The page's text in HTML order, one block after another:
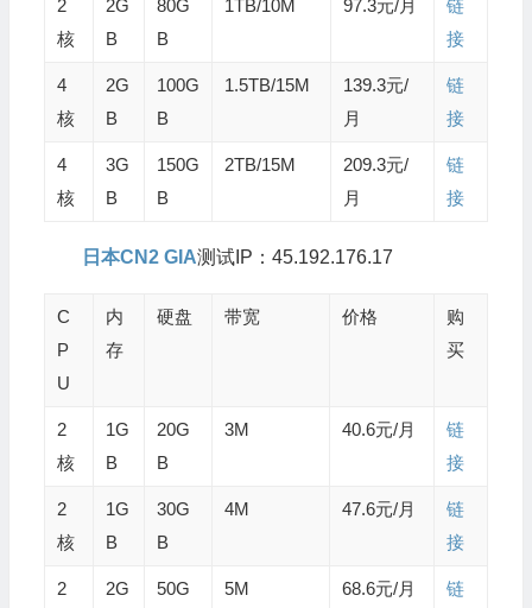
2
核
2G
B
80G
B
1TB/10M 97.3元/月
链
接
4
核
2G
B
100G
B
1.5TB/15M
139.3元/
月
链
接
4
核
3G
B
150G
B
2TB/15M
209.3元/
月
链
接
日本CN2 GIA测试IP：45.192.176.17
C
P
U
内
存
硬盘 带宽 价格
购
买
2
核
1G
B
20G
B
3M 40.6元/月
链
接
2
核
1G
B
30G
B
4M 47.6元/月
链
接
2
2G
50G
5M 68.6元/月
链